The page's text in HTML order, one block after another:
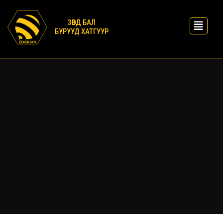
ЗӨВД БАЛ
БУРУУД ХАТГУУР